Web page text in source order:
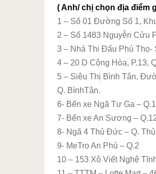
( Anh/ chị chọn địa điểm
1 – Số 01 Đường Số 1,
2 – Số 1483 Nguyễn Cửu
3 – Nhà Thi Đấu Phú Thọ-
4 – 20 D Cộng Hòa, P.13,
5 – Siêu Thị Bình Tân,
Q. BìnhTân.
6- Bến xe Ngã Tư Ga –
7- Bến xe An Sương –
8- Ngã 4 Thủ Đức – Q.
9- MeTro An Phú – Q.2
10 – 153 Xô Viết Nghệ